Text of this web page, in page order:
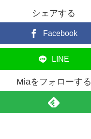
シェアする
Facebook
LINE
Miaをフォローする